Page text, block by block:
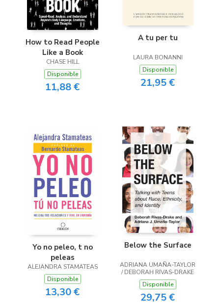
How to Read People
Like a Book
CHASE HILL
Disponible
11,88 €
A tu per tu
LAURA BONANNI
Disponible
21,95 €
Yo no peleo, t no
peleas
ALEJANDRA STAMATEAS
Disponible
13,30 €
Below the Surface
ADRIANA UMAÑA-TAYLOR
/ DEBORAH RIVAS-DRAKE
Disponible
29,75 €